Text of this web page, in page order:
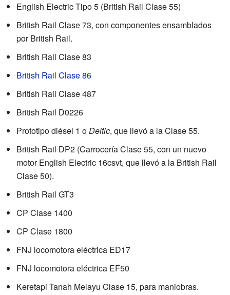
English Electric Tipo 5 (British Rail Clase 55)
British Rail Clase 73, con componentes ensamblados
por British Rail.
British Rail Clase 83
British Rail Clase 86
British Rail Clase 487
British Rail D0226
Prototipo diésel 1 oDeltic, que llevó a la Clase 55.
British Rail DP2 (Carrocería Clase 55, con un nuevo
motor English Electric 16csvt, que llevó a la British Rail
Clase 50).
British Rail GT3
CP Clase 1400
CP Clase 1800
FNJ locomotora eléctrica ED17
FNJ locomotora eléctrica EF50
Keretapi Tanah Melayu Clase 15, para maniobras.